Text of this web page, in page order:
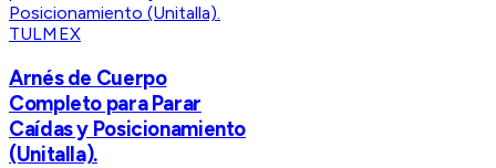
TULMEX
Arnés de Cuerpo
Completo para Parar
Caídas y Posicionamiento
(Unitalla).